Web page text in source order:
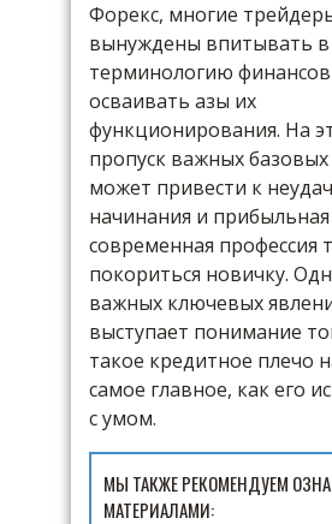
Форекс, многие
вынуждены впитывать в
терминологию
осваивать азы их
функционирования. На
пропуск важных
может привести к
начинания и прибыльная
современная профессия
покориться новичку.
важных ключевых
выступает понимание
такое кредитное плечо
самое главное, как его
с умом.
МЫ ТАКЖЕ РЕКОМЕНДУЕМ
МАТЕРИАЛАМИ: